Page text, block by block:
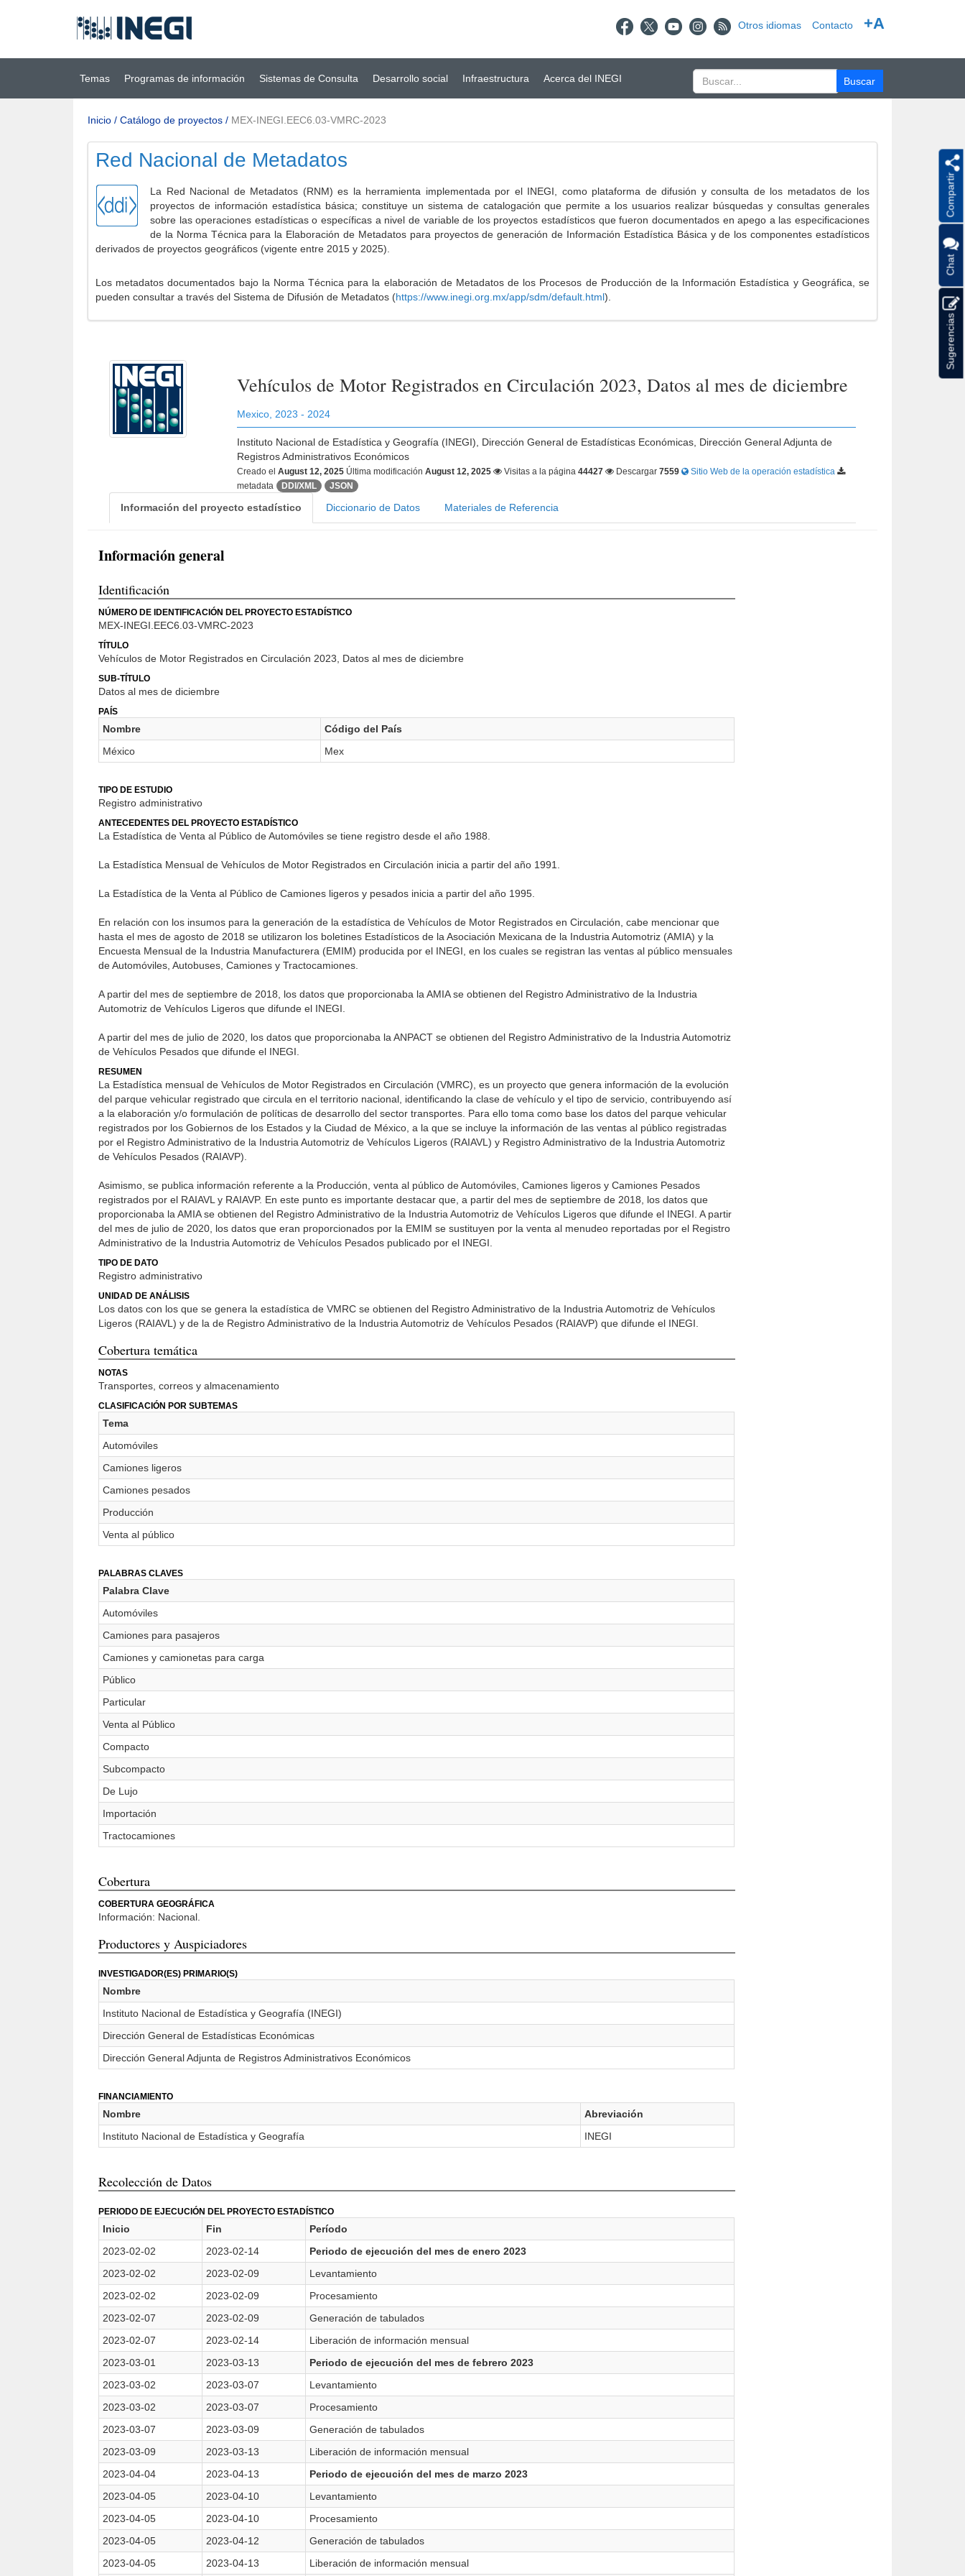
principal
(INEGI) Otros idiomas Contacto +A
Temas Programas de información Sistemas de Consulta Desarrollo social Infraestructura Acerca del INEGI
Inicio / Catálogo de proyectos / MEX-INEGI.EEC6.03-VMRC-2023
Red Nacional de Metadatos
La Red Nacional de Metadatos (RNM) es la herramienta implementada por el INEGI, como plataforma de difusión y consulta de los metadatos de los
proyectos de información estadística básica; constituye un sistema de catalogación que permite a los usuarios realizar búsquedas y consultas generales
sobre las operaciones estadísticas o específicas a nivel de variable de los proyectos estadísticos que fueron documentados en apego a las especificaciones
de la Norma Técnica para la Elaboración de Metadatos para proyectos de generación de Información Estadística Básica y de los componentes estadísticos
derivados de proyectos geográficos (vigente entre 2015 y 2025).
Los metadatos documentados bajo la Norma Técnica para la elaboración de Metadatos de los Procesos de Producción de la Información Estadística y Geográfica, se
pueden consultar a través del Sistema de Difusión de Metadatos (https://www.inegi.org.mx/app/sdm/default.html).
Vehículos de Motor Registrados en Circulación 2023, Datos al mes de diciembre
Mexico 2023 - 2024
Instituto Nacional de Estadística y Geografía (INEGI), Dirección General de Estadísticas Económicas, Dirección General Adjunta de
Registros Administrativos Económicos
Creado elAugust 12, 2025 Última modificaciónAugust 12, 2025 Visitas a la página44427 Descargar7559
Sitio Web de la operación estadística
metadata
DDI/XML JSON
Información del proyecto estadístico Diccionario de Datos Materiales de Referencia
Información general
Identificación
NÚMERO DE IDENTIFICACIÓN DEL PROYECTO ESTADÍSTICO
MEX-INEGI.EEC6.03-VMRC-2023
TÍTULO
Vehículos de Motor Registrados en Circulación 2023, Datos al mes de diciembre
SUB-TÍTULO
Datos al mes de diciembre
PAÍS
Nombre
Código del País
México
Mex
TIPO DE ESTUDIO
Registro administrativo
ANTECEDENTES DEL PROYECTO ESTADÍSTICO
La Estadística de Venta al Público de Automóviles se tiene registro desde el año 1988.
La Estadística Mensual de Vehículos de Motor Registrados en Circulación inicia a partir del año 1991.
La Estadística de la Venta al Público de Camiones ligeros y pesados inicia a partir del año 1995.
En relación con los insumos para la generación de la estadística de Vehículos de Motor Registrados en Circulación, cabe mencionar que
hasta el mes de agosto de 2018 se utilizaron los boletines Estadísticos de la Asociación Mexicana de la Industria Automotriz (AMIA) y la
Encuesta Mensual de la Industria Manufacturera (EMIM) producida por el INEGI, en los cuales se registran las ventas al público mensuales
de Automóviles, Autobuses, Camiones y Tractocamiones.
A partir del mes de septiembre de 2018, los datos que proporcionaba la AMIA se obtienen del Registro Administrativo de la Industria
Automotriz de Vehículos Ligeros que difunde el INEGI.
A partir del mes de julio de 2020, los datos que proporcionaba la ANPACT se obtienen del Registro Administrativo de la Industria Automotriz
de Vehículos Pesados que difunde el INEGI.
RESUMEN
La Estadística mensual de Vehículos de Motor Registrados en Circulación (VMRC), es un proyecto que genera información de la evolución
del parque vehicular registrado que circula en el territorio nacional, identificando la clase de vehículo y el tipo de servicio, contribuyendo así
a la elaboración y/o formulación de políticas de desarrollo del sector transportes. Para ello toma como base los datos del parque vehicular
registrados por los Gobiernos de los Estados y la Ciudad de México, a la que se incluye la información de las ventas al público registradas
por el Registro Administrativo de la Industria Automotriz de Vehículos Ligeros (RAIAVL) y Registro Administrativo de la Industria Automotriz
de Vehículos Pesados (RAIAVP).
Asimismo, se publica información referente a la Producción, venta al público de Automóviles, Camiones ligeros y Camiones Pesados
registrados por el RAIAVL y RAIAVP. En este punto es importante destacar que, a partir del mes de septiembre de 2018, los datos que
proporcionaba la AMIA se obtienen del Registro Administrativo de la Industria Automotriz de Vehículos Ligeros que difunde el INEGI. A partir
del mes de julio de 2020, los datos que eran proporcionados por la EMIM se sustituyen por la venta al menudeo reportadas por el Registro
Administrativo de la Industria Automotriz de Vehículos Pesados publicado por el INEGI.
TIPO DE DATO
Registro administrativo
UNIDAD DE ANÁLISIS
Los datos con los que se genera la estadística de VMRC se obtienen del Registro Administrativo de la Industria Automotriz de Vehículos
Ligeros (RAIAVL) y de la de Registro Administrativo de la Industria Automotriz de Vehículos Pesados (RAIAVP) que difunde el INEGI.
Cobertura temática
NOTAS
Transportes, correos y almacenamiento
CLASIFICACIÓN POR SUBTEMAS
Tema
Automóviles
Camiones ligeros
Camiones pesados
Producción
Venta al público
PALABRAS CLAVES
Palabra Clave
Automóviles
Camiones para pasajeros
Camiones y camionetas para carga
Público
Particular
Venta al Público
Compacto
Subcompacto
De Lujo
Importación
Tractocamiones
Cobertura
COBERTURA GEOGRÁFICA
Información: Nacional.
Productores y Auspiciadores
INVESTIGADOR(ES) PRIMARIO(S)
Nombre
Instituto Nacional de Estadística y Geografía (INEGI)
Dirección General de Estadísticas Económicas
Dirección General Adjunta de Registros Administrativos Económicos
FINANCIAMIENTO
Nombre
Abreviación
Instituto Nacional de Estadística y Geografía
INEGI
Recolección de Datos
PERIODO DE EJECUCIÓN DEL PROYECTO ESTADÍSTICO
Inicio Fin
Período
2023-02-02
2023-02-14
Periodo de ejecución del mes de enero 2023
2023-02-02
2023-02-09
Levantamiento
2023-02-02
2023-02-09
Procesamiento
2023-02-07
2023-02-09
Generación de tabulados
2023-02-07
2023-02-14
Liberación de información mensual
2023-03-01
2023-03-13
Periodo de ejecución del mes de febrero 2023
2023-03-02
2023-03-07
Levantamiento
2023-03-02
2023-03-07
Procesamiento
2023-03-07
2023-03-09
Generación de tabulados
2023-03-09
2023-03-13
Liberación de información mensual
2023-04-04
2023-04-13
Periodo de ejecución del mes de marzo 2023
2023-04-05
2023-04-10
Levantamiento
2023-04-05
2023-04-10
Procesamiento
2023-04-05
2023-04-12
Generación de tabulados
2023-04-05
2023-04-13 Liberación de información mensual
Compartir
Chat
Sugerencias